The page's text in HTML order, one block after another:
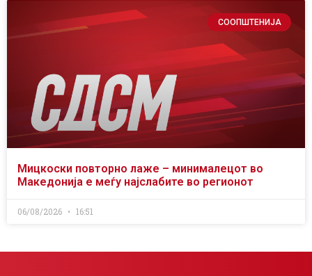
СООПШТЕНИЈА
Мицкоски повторно лаже – минималецот во
Македонија е меѓу најслабите во регионот
06/08/2026 16:51